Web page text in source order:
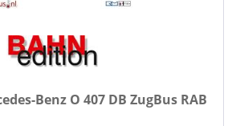
Benz O 407 DB ZugBus RAB